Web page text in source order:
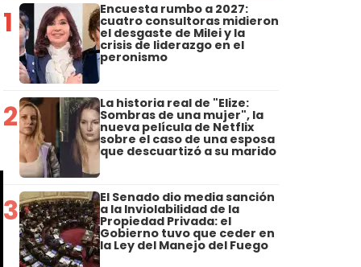
1 Encuesta rumbo a 2027:
cuatro consultoras midieron
el desgaste de Milei y la
crisis de liderazgo en el
peronismo
2 La historia real de "Elize:
Sombras de una mujer", la
nueva película de Netflix
sobre el caso de una esposa
que descuartizó a su marido
3 El Senado dio media sanción
a la Inviolabilidad de la
Propiedad Privada: el
Gobierno tuvo que ceder en
la Ley del Manejo del Fuego